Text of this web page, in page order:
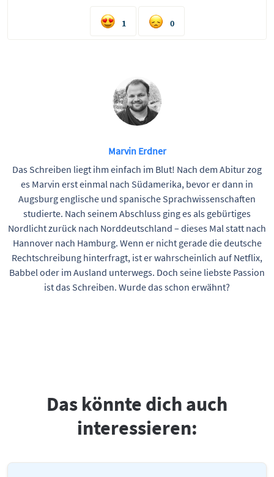
1 0
Marvin Erdner
Das Schreiben liegt ihm einfach im Blut! Nach dem Abitur zog
es Marvin erst einmal nach Südamerika, bevor er dann in
Augsburg englische und spanische Sprachwissenschaften
studierte. Nach seinem Abschluss ging es als gebürtiges
Nordlicht zurück nach Norddeutschland – dieses Mal statt nach
Hannover nach Hamburg. Wenn er nicht gerade die deutsche
Rechtschreibung hinterfragt, ist er wahrscheinlich auf Netflix,
Babbel oder im Ausland unterwegs. Doch seine liebste Passion
ist das Schreiben. Wurde das schon erwähnt?
Das könnte dich auch
interessieren: